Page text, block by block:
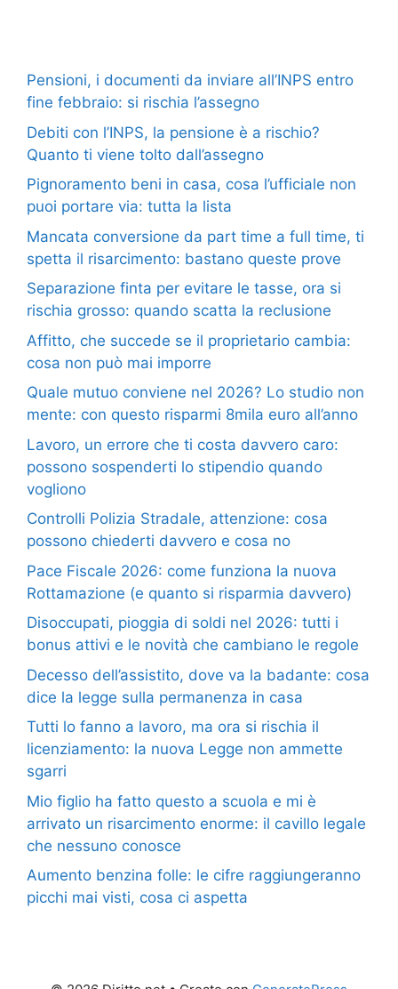
Pensioni, i documenti da inviare all’INPS entro
fine febbraio: si rischia l’assegno
Debiti con l’INPS, la pensione è a rischio?
Quanto ti viene tolto dall’assegno
Pignoramento beni in casa, cosa l’ufficiale non
puoi portare via: tutta la lista
Mancata conversione da part time a full time, ti
spetta il risarcimento: bastano queste prove
Separazione finta per evitare le tasse, ora si
rischia grosso: quando scatta la reclusione
Affitto, che succede se il proprietario cambia:
cosa non può mai imporre
Quale mutuo conviene nel 2026? Lo studio non
mente: con questo risparmi 8mila euro all’anno
Lavoro, un errore che ti costa davvero caro:
possono sospenderti lo stipendio quando
vogliono
Controlli Polizia Stradale, attenzione: cosa
possono chiederti davvero e cosa no
Pace Fiscale 2026: come funziona la nuova
Rottamazione (e quanto si risparmia davvero)
Disoccupati, pioggia di soldi nel 2026: tutti i
bonus attivi e le novità che cambiano le regole
Decesso dell’assistito, dove va la badante: cosa
dice la legge sulla permanenza in casa
Tutti lo fanno a lavoro, ma ora si rischia il
licenziamento: la nuova Legge non ammette
sgarri
Mio figlio ha fatto questo a scuola e mi è
arrivato un risarcimento enorme: il cavillo legale
che nessuno conosce
Aumento benzina folle: le cifre raggiungeranno
picchi mai visti, cosa ci aspetta